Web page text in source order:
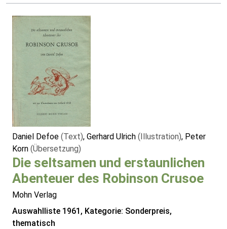
Daniel Defoe (Text), Gerhard Ulrich (Illustration), Peter
Korn (Übersetzung)
Die seltsamen und erstaunlichen
Abenteuer des Robinson Crusoe
Mohn Verlag
Auswahlliste 1961, Kategorie: Sonderpreis,
thematisch